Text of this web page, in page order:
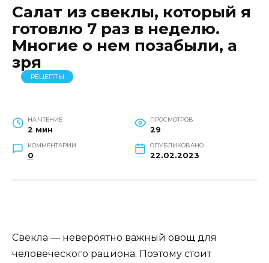
Салат из свеклы, который я
готовлю 7 раз в неделю.
Многие о нем позабыли, а
зря
РЕЦЕПТЫ
НА ЧТЕНИЕ
2 мин
ПРОСМОТРОВ
29
КОММЕНТАРИИ
0
ОПУБЛИКОВАНО
22.02.2023
Свекла — невероятно важный овощ для
человеческого рациона. Поэтому стоит